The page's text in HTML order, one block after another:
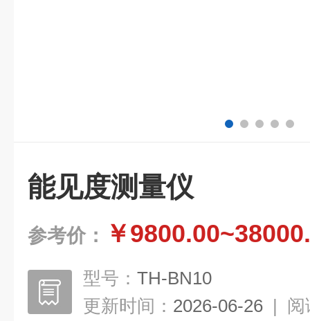
能见度测量仪
参考价： ￥
型号： TH-BN10
更新时间： 2026-06-26 | 阅